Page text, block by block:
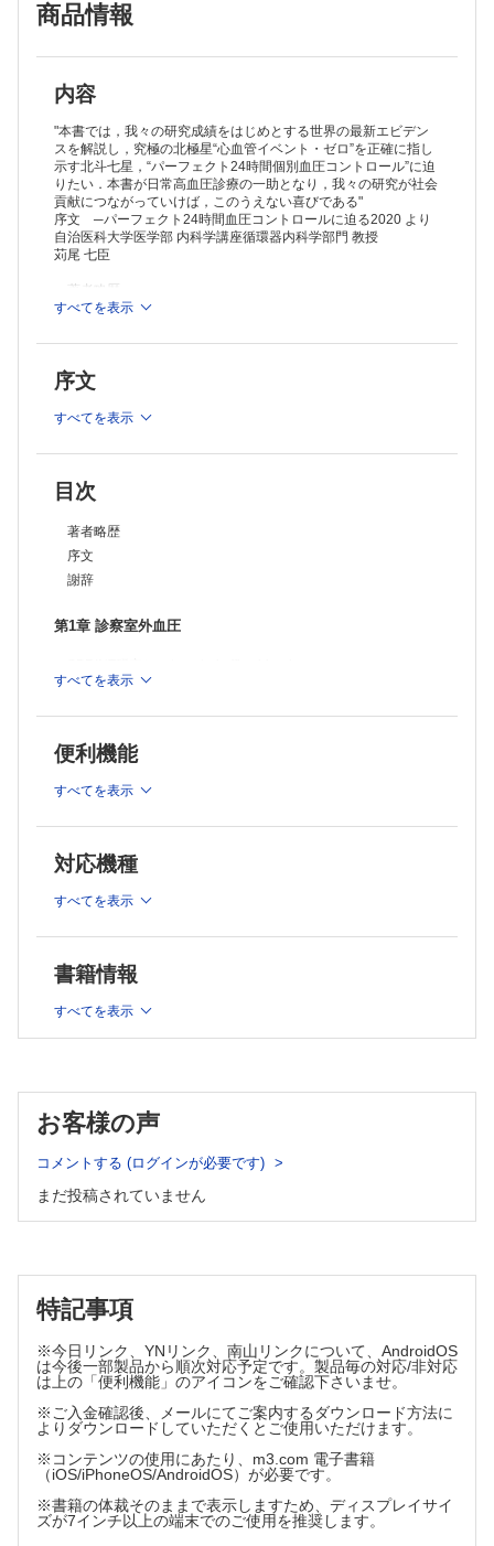
第2章 早朝・夜間高血圧をターゲットにした治療戦略
"早朝高血圧"の定義
早朝高血圧有病率の変化
家庭血圧と自由行動下血圧はどの段階で測定すべきか
早朝・夜間高血圧のステップ管理
第3章 家庭血圧と早朝高血圧
家庭血圧測定
早朝高血圧のエビデンス
早朝高血圧のサブタイプ
第4章 自由行動下血圧測定
ABPMのパラメータ
ICTマルチセンサーABPMの開発（IMS-ABPM）
最新のABPM 指標
マルチセンサーとリアルタイム・ハイブリッドWi-SUN/Wi-Fi 転送シス
テム
HI-JAMP研究
血圧モーニングサージの定義
高血圧性心疾患
血管疾患と炎症
無症候性脳血管疾患
慢性腎臓病
血圧モーニングサージの規定因子
"気温感受性高血圧"と血圧モーニングサージ
止血血栓異常と血圧モーニングサージ
血圧サーカディアンリズム
臓器障害とフレイル
夜間高血圧の定義とリスク
夜間高血圧のメカニズム 87
糖尿病
睡眠時無呼吸症候群
第7章 夜間家庭血圧計の開発
夜間家庭血圧計
夜間トリガー血圧測定
ITを用いた夜間トリガー血圧測定システム
CPAPアドヒアランスと夜間血圧サージ
夜間血圧サージに対する降圧療法
血圧サージの共振仮説
診察室血圧の受診間変動
家庭血圧の変動性
最大家庭収縮期血圧
早朝の起立性高血圧
第10章 全身血行動態アテローム血栓症候群（SHATS）とは何か 145
SHATSの典型例
SHATSのターゲット
SHATS ─ 悪循環のメカニズム
血管バイオマーカー
1）CAVI/PWV
2）中心血圧
3）FMD
心臓バイオマーカー
1）NT-proBNP
商品情報
内容
"本書では，我々の研究成績をはじめとする世界の最新エビデン
スを解説し，究極の北極星“心血管イベント・ゼロ”を正確に指し
示す北斗七星，“パーフェクト24時間個別血圧コントロール”に迫
りたい．本書が日常高血圧診療の一助となり，我々の研究が社会
貢献につながっていけば，このうえない喜びである"
序文 ─パーフェクト24時間血圧コントロールに迫る2020 より
自治医科大学医学部 内科学講座循環器内科学部門 教授
苅尾 七臣
著者略歴
序文
第1章 診察室外血圧
さまざまな血圧測定法
高血圧の診断とサブタイプ
第2章 早朝・夜間高血圧をターゲットにした治療戦略
場合の，
早朝高血圧有病率の変化
早朝・夜間高血圧のステップ管理
ほか
すべてを表示
序文
すべてを表示
目次
著者略歴
序文
謝辞
第1章 診察室外血圧
さまざまな血圧測定法
高血圧の診断とサブタイプ
第2章 早朝・夜間高血圧をターゲットにした治療戦略
"早朝高血圧"の定義
"夜間高血圧"の定義
場合の，
早朝高血圧有病率の変化
早朝・夜間高血圧のステップ管理
第3章 家庭血圧と早朝高血圧
第4章 自由行動下血圧測定
ABPMのパラメータ
ICTマルチセンサーABPMの開発（IMS-ABPM）
マルチセンサーとリアルタイム・ハイブリッドWi-SUN/Wi-Fi
転送システム
HI-JAMP研究
第5章 血圧モーニングサージ
血圧モーニングサージの定義
血圧モーニングサージと心血管イベント
血圧モーニングサージによる臓器障害
高血圧性心疾患
血管疾患と炎症
無症候性脳血管疾患
すべてを表示
便利機能
すべてを表示
対応機種
すべてを表示
書籍情報
すべてを表示
お客様の声
コメントする (ログインが必要です)
まだ投稿されていません
特記事項
※今日リンク、YNリンク、南山リンクについて、AndroidOS
は今後一部製品から順次対応予定です。製品毎の対応/非対応
は上の「便利機能」のアイコンをご確認下さいませ。
※ご入金確認後、メールにてご案内するダウンロード方法に
よりダウンロードしていただくとご使用いただけます。
※コンテンツの使用にあたり、m3.com 電子書籍
（iOS/iPhoneOS/AndroidOS）が必要です。
※書籍の体裁そのままで表示しますため、ディスプレイサイ
ズが7インチ以上の端末でのご使用を推奨します。